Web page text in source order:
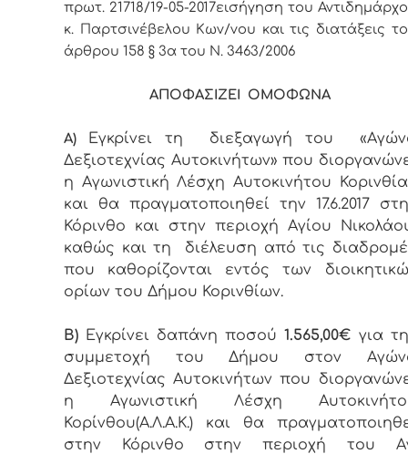
πρωτ. 21718/19-05-2017εισήγηση του
κ. Παρτσινέβελου Κων/νου και τις διατάξεις
άρθρου 158 § 3α του Ν. 3463/2006
ΑΠΟΦΑΣΙΖΕΙ ΟΜΟΦΩΝΑ
Α)
Εγκρίνει τη διεξαγωγή του
Δεξιοτεχνίας Αυτοκινήτων» που
η Αγωνιστική Λέσχη Αυτοκινήτου
και θα πραγματοποιηθεί την 17.6.2017
Κόρινθο και στην περιοχή Αγίου
καθώς και τη διέλευση από τις
που καθορίζονται εντός των
ορίων του Δήμου Κορινθίων.
Β) Εγκρίνει δαπάνη ποσού1.565,00€ για
συμμετοχή του Δήμου στον
Δεξιοτεχνίας Αυτοκινήτων που
η Αγωνιστική Λέσχη
Κορίνθου(Α.Λ.Α.Κ.) και θα
στην Κόρινθο στην περιοχή του